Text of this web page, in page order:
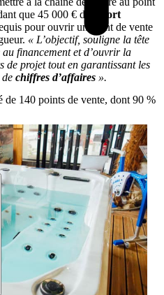
que 45 000 € d’
apport
pour ouvrir un point de vente
« L’objectif, souligne la tête
au financement et d’ouvrir la
de projet tout en garantissant les
chiffres d’affaires ».
de 140 points de vente, dont 90 %